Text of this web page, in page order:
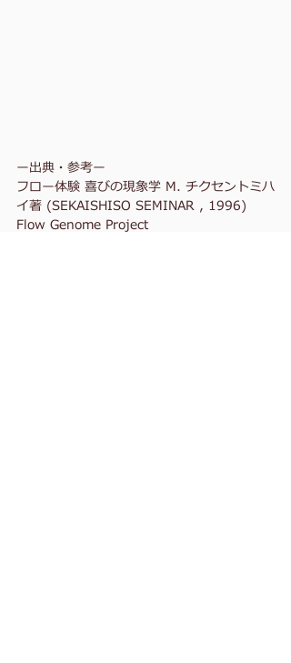
ー出典・参考ー
フロー体験 喜びの現象学 M. チクセントミハ
イ著 (SEKAISHISO SEMINAR , 1996)
Flow Genome Project